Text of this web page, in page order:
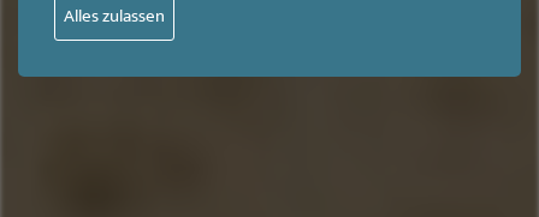
Alles zulassen